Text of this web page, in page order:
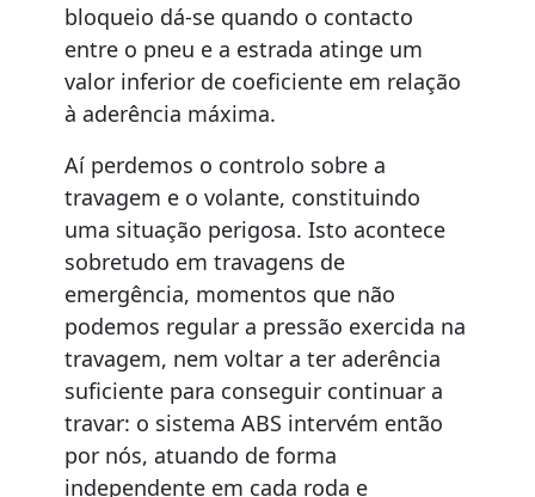
bloqueio dá-se quando o contacto
entre o pneu e a estrada atinge um
valor inferior de coeficiente em relação
à aderência máxima.
Aí perdemos o controlo sobre a
travagem e o volante, constituindo
uma situação perigosa. Isto acontece
sobretudo em travagens de
emergência, momentos que não
podemos regular a pressão exercida na
travagem, nem voltar a ter aderência
suficiente para conseguir continuar a
travar: o sistema ABS intervém então
por nós, atuando de forma
independente em cada roda e